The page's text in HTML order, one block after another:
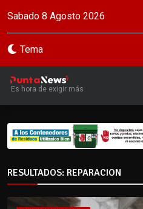
Sabado 8 Agosto 2026
Tema
Es hora de exigir más
RESULTADOS: REPARACION